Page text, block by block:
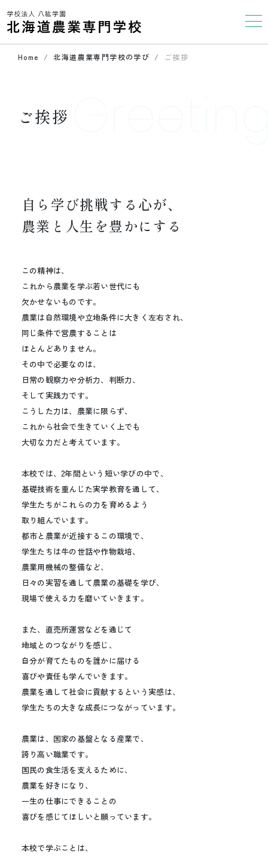
Home 北海道農業専門学校の学び ご挨拶
ご挨拶
自ら学び挑戦する心が、
農業と人生を豊かにする
この精神は、
これから農業を学ぶ若い世代にも
欠かせないものです。
農業は自然環境や立地条件に大きく左右され、
同じ条件で営農することは
ほとんどありません。
その中で必要なのは、
日常の観察力や分析力、判断力、
そして実践力です。
こうした力は、農業に限らず、
これから社会で生きていく上でも
大切な力だと考えています。
本校では、2年間という短い学びの中で、
基礎技術を重んじた実学教育を通して、
学生たちがこれらの力を育めるよう
取り組んでいます。
都市と農業が近接するこの環境で、
学生たちは牛の世話や作物栽培、
農業用機械の整備など、
日々の実習を通して農業の基礎を学び、
現場で使える力を磨いていきます。
また、直売所運営などを通じて
地域とのつながりを感じ、
自分が育てたものを誰かに届ける
喜びや責任も学んでいきます。
農業を通して社会に貢献するという実感は、
学生たちの大きな成長につながっています。
農業は、国家の基盤となる産業で、
誇り高い職業です。
国民の食生活を支えるために、
農業を好きになり、
一生の仕事にできることの
喜びを感じてほしいと願っています。
本校で学ぶことは、